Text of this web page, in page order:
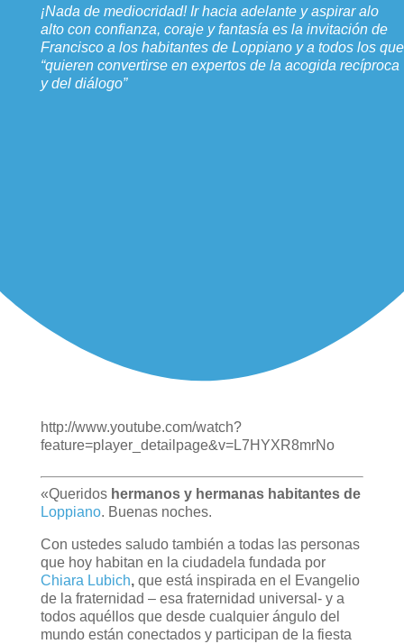
¡Nada de mediocridad! Ir hacia adelante y aspirar alo
alto con confianza, coraje y fantasía es la invitación de
Francisco a los habitantes de Loppiano y a todos los que
“quieren convertirse en expertos de la acogida recíproca
y del diálogo”
http://www.youtube.com/watch?
feature=player_detailpage&v=L7HYXR8mrNo
«Queridos hermanos y hermanas habitantes de
Loppiano. Buenas noches.
Con ustedes saludo también a todas las personas
que hoy habitan en la ciudadela fundada por
Chiara Lubich, que está inspirada en el Evangelio
de la fraternidad – esa fraternidad universal- y a
todos aquéllos que desde cualquier ángulo del
mundo están conectados y participan de la fiesta